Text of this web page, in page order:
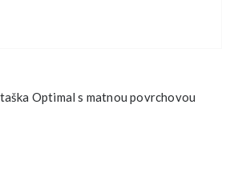
Optimal s matnou povrchovou